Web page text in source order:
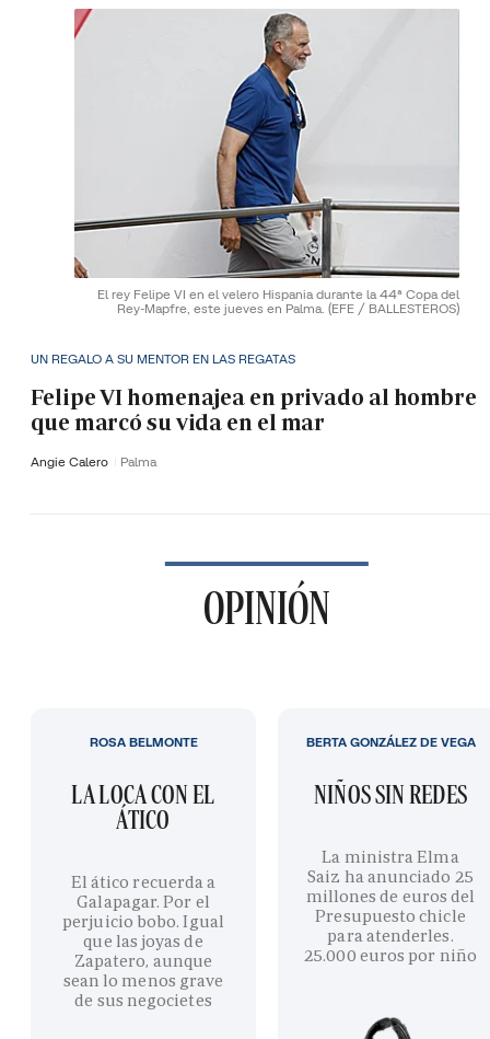
El rey Felipe VI en el velero Hispania durante la 44ª Copa del
Rey-Mapfre, este jueves en Palma. (EFE / BALLESTEROS)
UN REGALO A SU MENTOR EN LAS REGATAS
Felipe VI homenajea en privado al hombre
que marcó su vida en el mar
Angie Calero Palma
OPINIÓN
LA LOCA CON EL
ÁTICO
El ático recuerda a
Galapagar. Por el
perjuicio bobo. Igual
que las joyas de
Zapatero, aunque
sean lo menos grave
de sus negocietes
ROSA BELMONTE
NIÑOS SIN REDES
La ministra Elma
Saiz ha anunciado 25
millones de euros del
Presupuesto chicle
para atenderles.
25.000 euros por niño
BERTA GONZÁLEZ DE VEGA